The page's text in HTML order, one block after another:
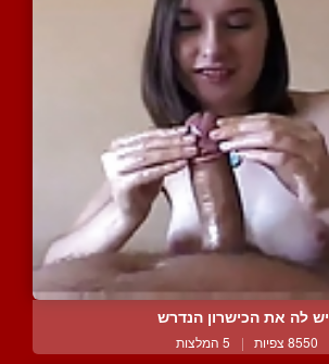
יש לה את הכישרון הנדרש
8550 צפיות | 5 המלצות